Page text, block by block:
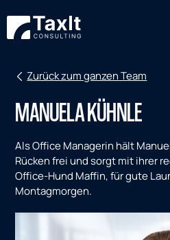
Zurück zum ganzen Team
MANUELA KÜHNLE
Als Office Managerin hält
Rücken frei und sorgt mit ihrer
Office-Hund Maffin, für gute
Montagmorgen.